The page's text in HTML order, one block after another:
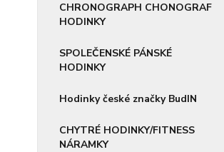
CHRONOGRAPH CHONOGRAF
HODINKY
SPOLEČENSKÉ PÁNSKÉ
HODINKY
Hodinky české značky BudIN
CHYTRÉ HODINKY/FITNESS
NÁRAMKY